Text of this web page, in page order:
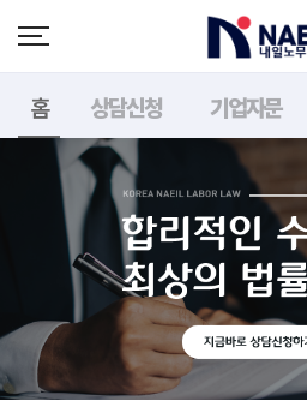
홈 상담신청 기업자문